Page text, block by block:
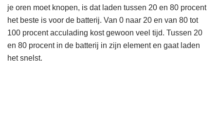
je oren moet knopen, is dat laden tussen 20 en 80 procent
het beste is voor de batterij. Van 0 naar 20 en van 80 tot
100 procent acculading kost gewoon veel tijd. Tussen 20
en 80 procent in de batterij in zijn element en gaat laden
het snelst.